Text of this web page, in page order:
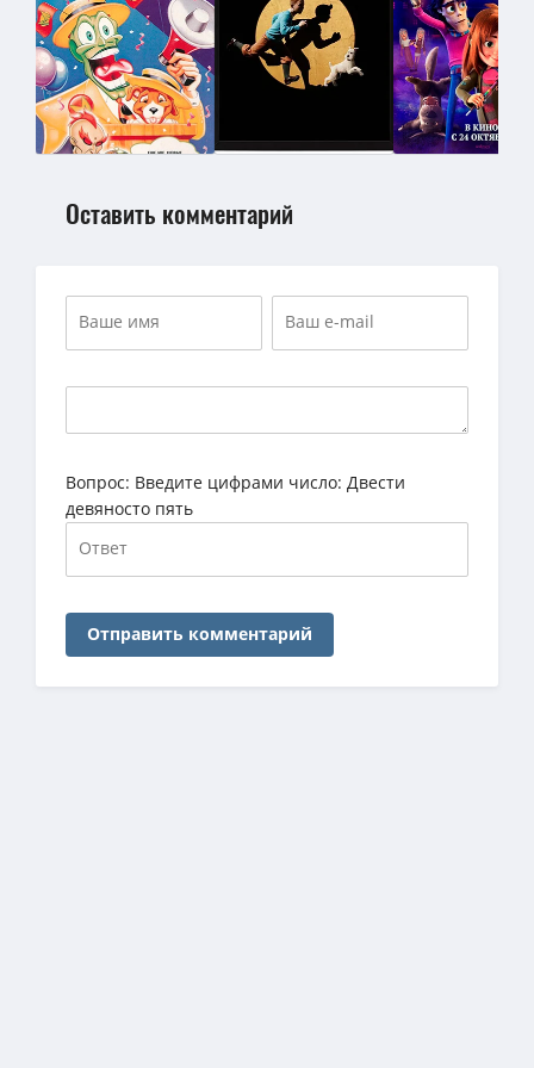
Оставить комментарий
Вопрос: Введите цифрами число: Двести
девяносто пять
Отправить комментарий